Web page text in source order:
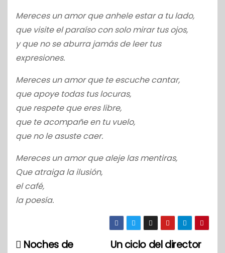
Mereces un amor que anhele estar a tu lado,
que visite el paraíso con solo mirar tus ojos,
y que no se aburra jamás de leer tus
expresiones.
Mereces un amor que te escuche cantar,
que apoye todas tus locuras,
que respete que eres libre,
que te acompañe en tu vuelo,
que no le asuste caer.
Mereces un amor que aleje las mentiras,
Que atraiga la ilusión,
el café,
la poesía.
N
Un ciclo del director
Noches de